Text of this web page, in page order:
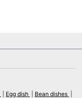
Egg dish
Bean dishes